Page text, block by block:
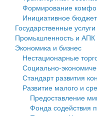
Государственные
Промышленность и АПК
Экономика и бизнес
Символика
Устав
Гостям округа
Туризм
Культура
муниципального
Администрация
Тверской области
Управление сельскими
Открытые данные
Финансовое
Бюджет для граждан
Имущество
Выявление
объектов
Формирование
Инициативное
Государственные услуги
Промышленность и АПК
Экономика и бизнес
Нестационарные
Социально-
Стандарт развития
Развитие малого и
Предоставление
Фонда содействия